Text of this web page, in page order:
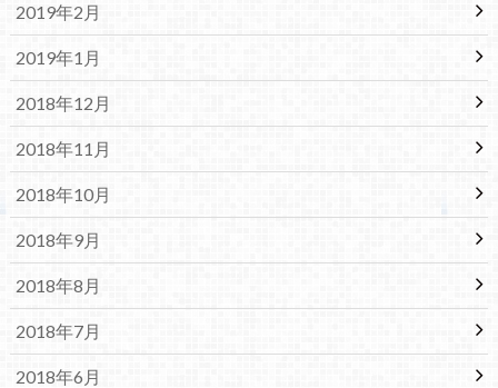
2019年2月
2019年1月
2018年12月
2018年11月
2018年10月
2018年9月
2018年8月
2018年7月
2018年6月